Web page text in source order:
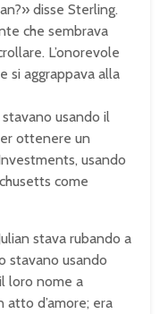
disse Sterling.
che sembrava
L’onorevole
si aggrappava alla
usando il
ottenere un
usando
come
stava rubando a
stavano usando
loro nome a
d’amore; era